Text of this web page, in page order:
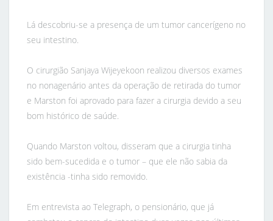
Lá descobriu-se a presença de um tumor cancerígeno no
seu intestino.
O cirurgião Sanjaya Wijeyekoon realizou diversos exames
no nonagenário antes da operação de retirada do tumor
e Marston foi aprovado para fazer a cirurgia devido a seu
bom histórico de saúde.
Quando Marston voltou, disseram que a cirurgia tinha
sido bem-sucedida e o tumor – que ele não sabia da
existência -tinha sido removido.
Em entrevista ao Telegraph, o pensionário, que já